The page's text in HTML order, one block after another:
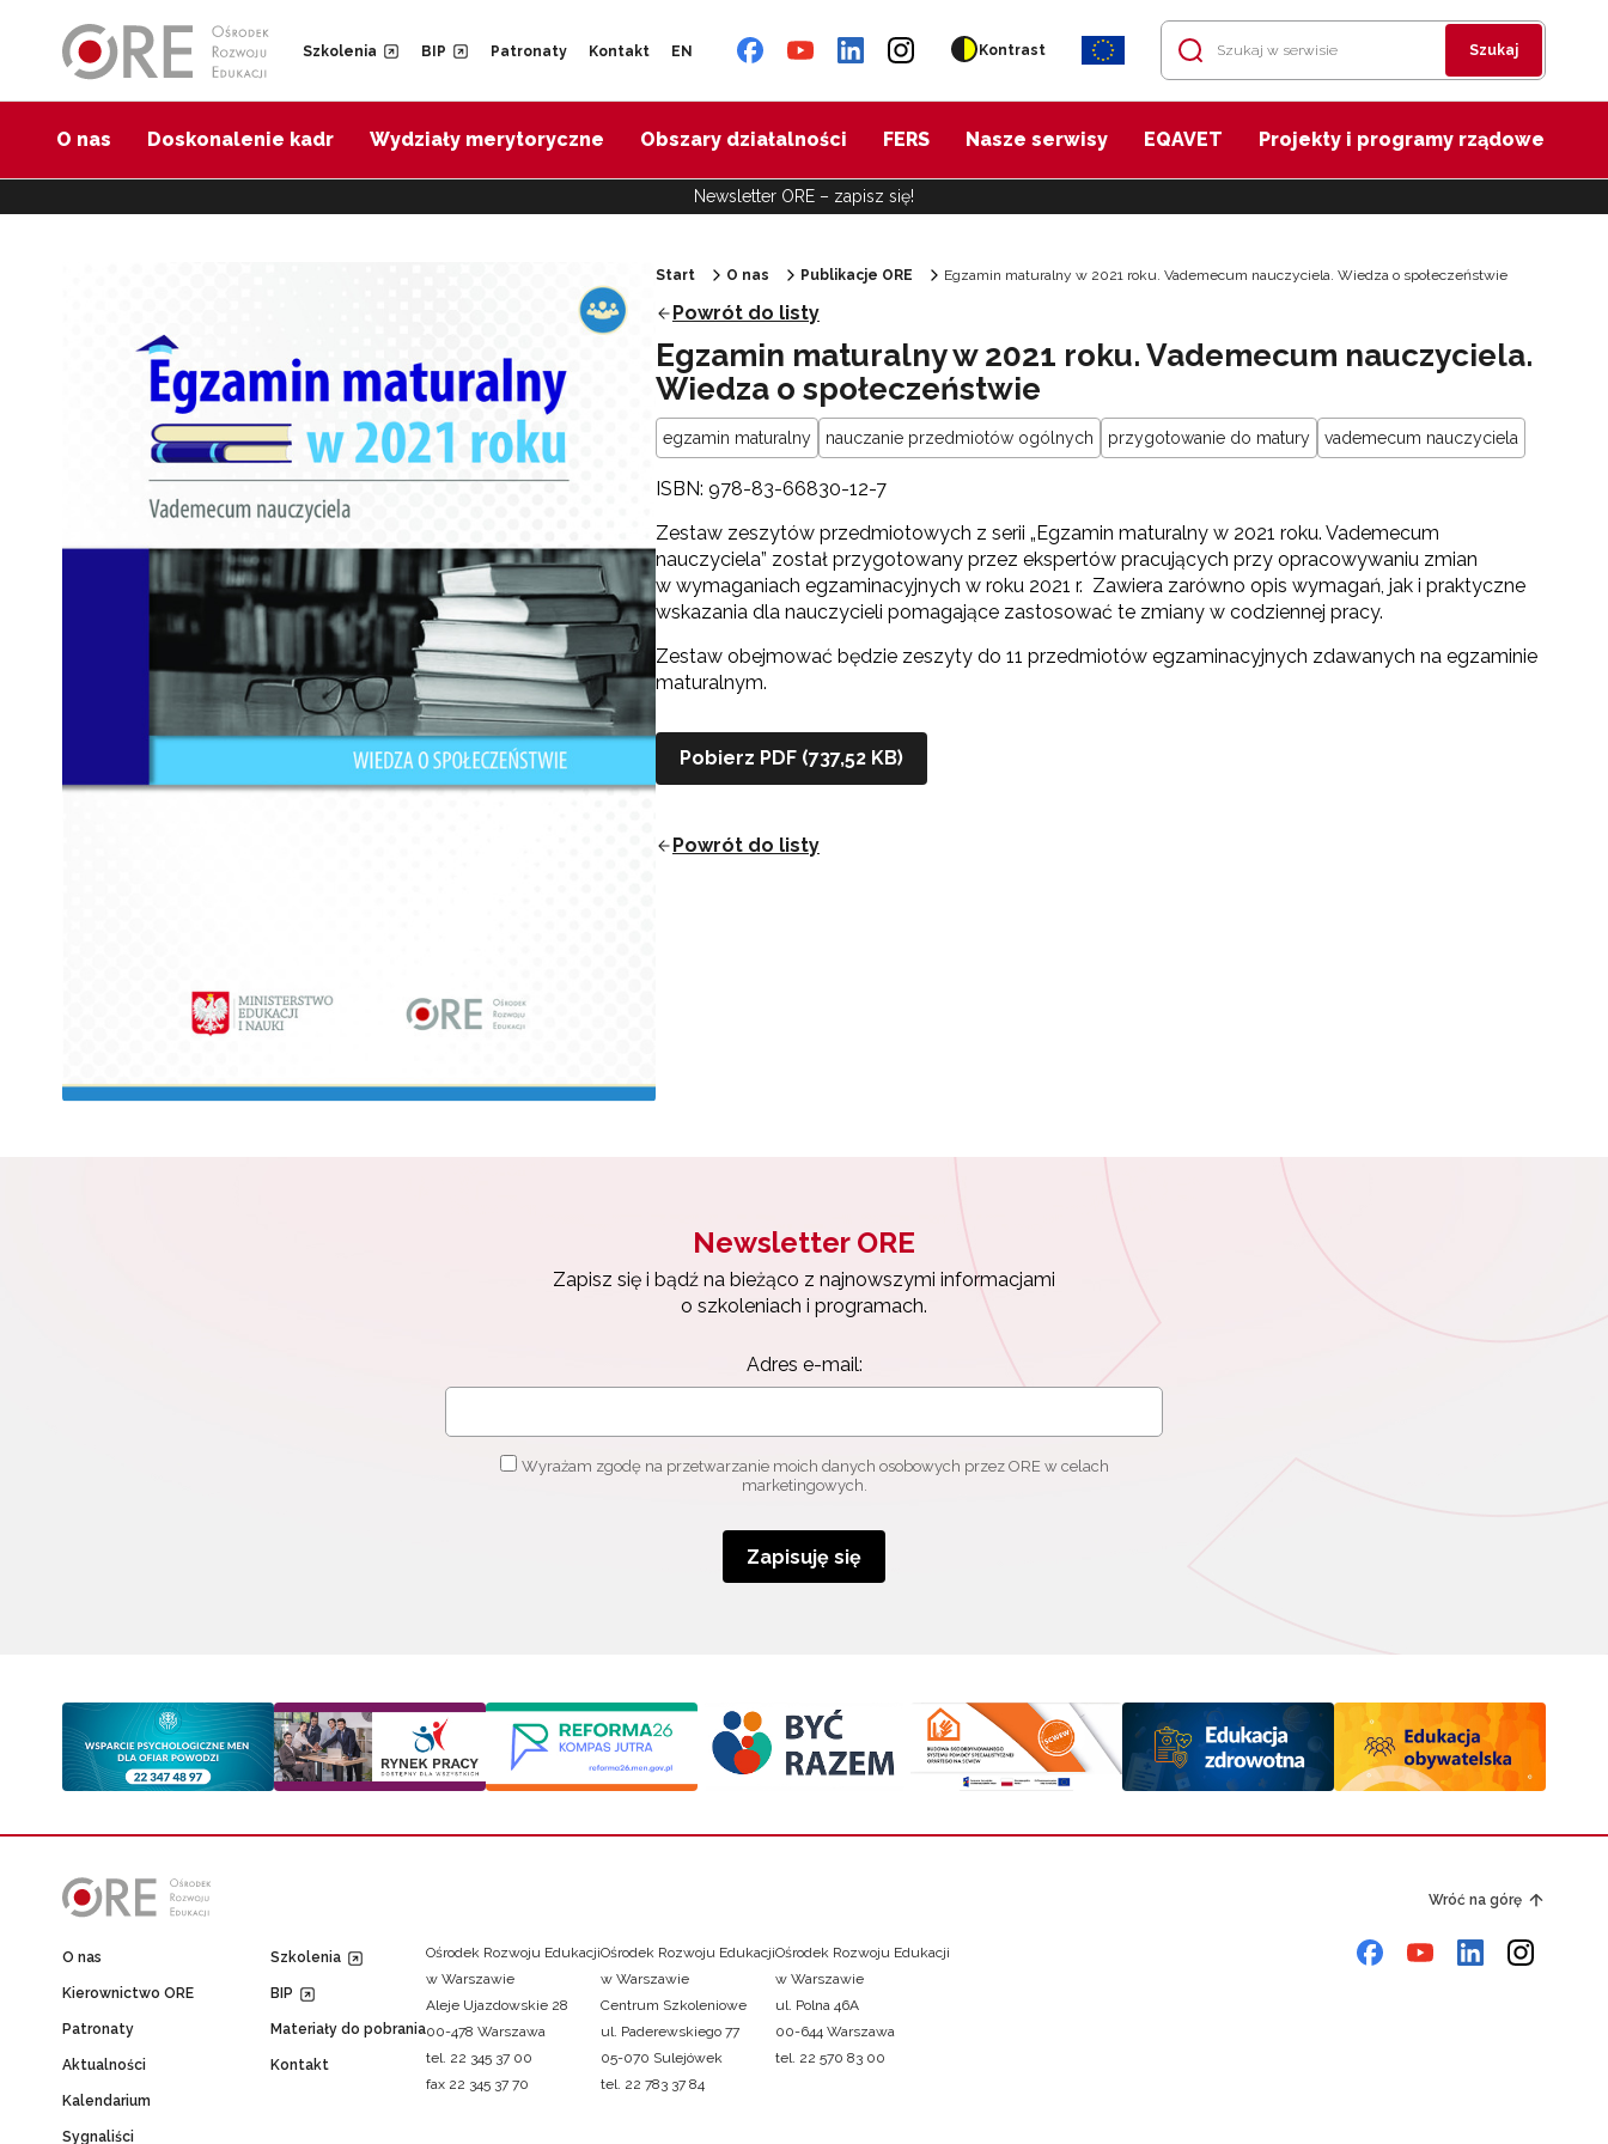
Szkolenia BIP Patronaty Kontakt EN Kontrast Szukaj
O nas Doskonalenie kadr Wydziały merytoryczne Obszary działalności FERS Nasze serwisy EQAVET Projekty i programy rządowe
Newsletter ORE – zapisz się!
Start O nas Publikacje ORE Egzamin maturalny w 2021 roku. Vademecum nauczyciela. Wiedza o społeczeństwie
Powrót do listy
Egzamin maturalny w 2021 roku. Vademecum nauczyciela.
Wiedza o społeczeństwie
egzamin maturalny nauczanie przedmiotów ogólnych przygotowanie do matury vademecum nauczyciela
ISBN: 978-83-66830-12-7
Zestaw zeszytów przedmiotowych z serii „Egzamin maturalny w 2021 roku. Vademecum
nauczyciela” został przygotowany przez ekspertów pracujących przy opracowywaniu zmian
w wymaganiach egzaminacyjnych w roku 2021 r. Zawiera zarówno opis wymagań, jak i praktyczne
wskazania dla nauczycieli pomagające zastosować te zmiany w codziennej pracy.
Zestaw obejmować będzie zeszyty do 11 przedmiotów egzaminacyjnych zdawanych na egzaminie
maturalnym.
Pobierz PDF (737,52 KB)
Powrót do listy
Newsletter ORE
Zapisz się i bądź na bieżąco z najnowszymi informacjami
o szkoleniach i programach.
Adres e-mail:
Wyrażam zgodę na przetwarzanie moich danych osobowych przez ORE w celach
marketingowych.
Zapisuję się
Wróć na górę
O nas
Kierownictwo ORE
Patronaty
Aktualności
Kalendarium
Sygnaliści
Szkolenia
BIP
Materiały do pobrania
Kontakt
Ośrodek Rozwoju Edukacji
w Warszawie
Aleje Ujazdowskie 28
00-478 Warszawa
tel. 22 345 37 00
fax 22 345 37 70
Ośrodek Rozwoju Edukacji
w Warszawie
Centrum Szkoleniowe
ul. Paderewskiego 77
05-070 Sulejówek
tel. 22 783 37 84
Ośrodek Rozwoju Edukacji
w Warszawie
ul. Polna 46A
00-644 Warszawa
tel. 22 570 83 00
Newsletter ORE
Wyrażam zgodę na przetwarzanie moich danych osobowych przez ORE w
Zapisuję się